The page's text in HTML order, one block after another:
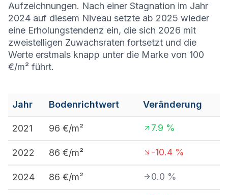
Aufzeichnungen. Nach einer Stagnation im Jahr
2024 auf diesem Niveau setzte ab 2025 wieder
eine Erholungstendenz ein, die sich 2026 mit
zweistelligen Zuwachsraten fortsetzt und die
Werte erstmals knapp unter die Marke von 100
€/m² führt.
Jahr Bodenrichtwert Veränderung
2021 96 €/m² 7.9 %
2022 86 €/m² -10.4 %
2024 86 €/m² 0.0 %